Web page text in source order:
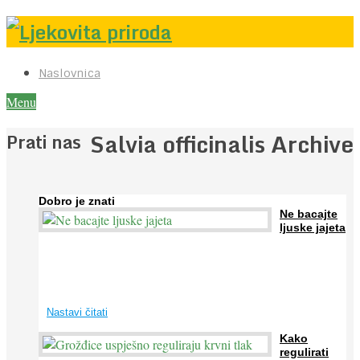
Naslovnica
Menu
Salvia officinalis Archive
Dobro je znati
Ne bacajte
ljuske jajeta
Nastavi čitati
Kako
regulirati
Prati nas